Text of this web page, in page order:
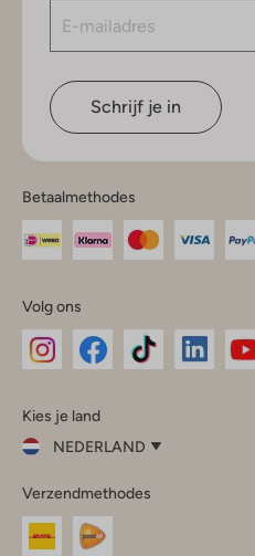
Schrijf je in
Betaalmethodes
Volg ons
InstagramFacebook
Kies je land
NEDERLAND
je
land
Nederland
Verzendmethodes